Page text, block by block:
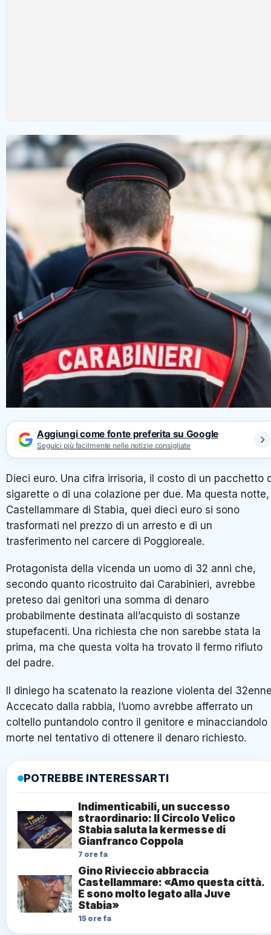
Aggiungi come fonte preferita su Google
Seguici più facilmente nelle notizie consigliate
Dieci euro. Una cifra irrisoria, il costo di un pacchetto
sigarette o di una colazione per due. Ma questa
Castellammare di Stabia, quei dieci euro si sono
trasformati nel prezzo di un arresto e di un
trasferimento nel carcere di Poggioreale.
Protagonista della vicenda un uomo di 32 anni che,
secondo quanto ricostruito dai Carabinieri, avrebbe
preteso dai genitori una somma di denaro
probabilmente destinata all’acquisto di sostanze
stupefacenti. Una richiesta che non sarebbe stata la
prima, ma che questa volta ha trovato il fermo rifiuto
del padre.
Il diniego ha scatenato la reazione violenta del
Accecato dalla rabbia, l’uomo avrebbe afferrato un
coltello puntandolo contro il genitore e minacciandolo
morte nel tentativo di ottenere il denaro richiesto.
POTREBBE INTERESSARTI
Indimenticabili, un successo
straordinario: Il Circolo Velico
Stabia saluta la kermesse di
Gianfranco Coppola
7 ore fa
Gino Rivieccio abbraccia
Castellammare: «Amo questa città.
E sono molto legato alla Juve
Stabia»
15 ore fa